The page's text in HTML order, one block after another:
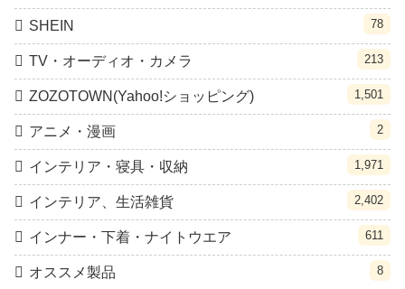
SHEIN 78
TV・オーディオ・カメラ 213
ZOZOTOWN(Yahoo!ショッピング) 1,501
アニメ・漫画 2
インテリア・寝具・収納 1,971
インテリア、生活雑貨 2,402
インナー・下着・ナイトウエア 611
オススメ製品 8